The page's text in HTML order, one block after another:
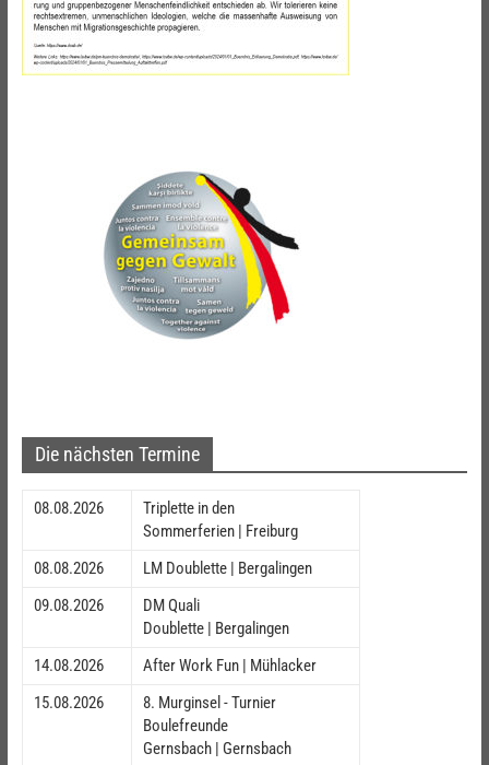
Die nächsten Termine
08.08.2026
Triplette in den
Sommerferien | Freiburg
08.08.2026
LM Doublette | Bergalingen
09.08.2026
DM Quali
Doublette | Bergalingen
14.08.2026
After Work Fun | Mühlacker
15.08.2026
8. Murginsel - Turnier
Boulefreunde
Gernsbach | Gernsbach